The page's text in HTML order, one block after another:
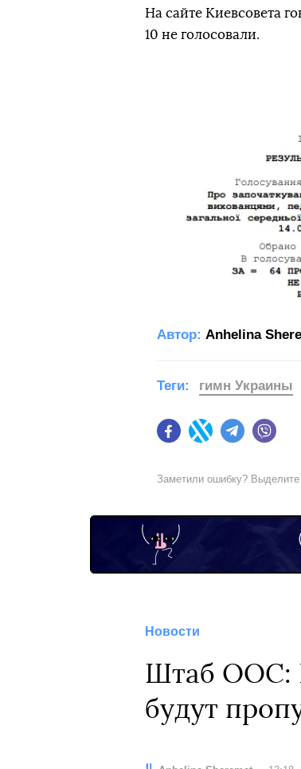
На сайте Киевсовета
10 не голосовали.
Автор: Anhelina
FacebookTwitter Telegram
Теги: гимн Украины
Заметили ошибку?
Новости
Штаб ООС:
будут